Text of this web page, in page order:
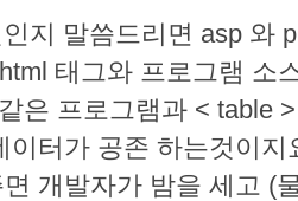
지 말씀드리면 asp 와
태그와 프로그램 소
은 프로그램과 < table
이터가 공존 하는것이
개발자가 밤을 세고 (